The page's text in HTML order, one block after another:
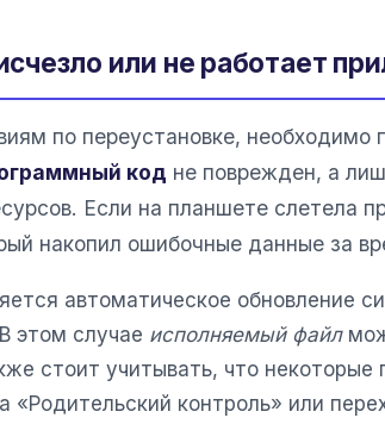
или не работает
по переустановке, необходимо
код не поврежден, а
Если на планшете слетела
накопил ошибочные данные за
автоматическое обновление
этом случае исполняемый файл
стоит учитывать, что некоторые
«Родительский контроль» или